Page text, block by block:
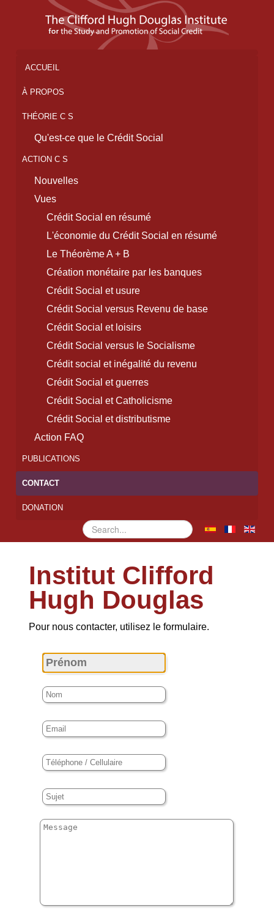
ACCUEIL
À PROPOS
THÉORIE C S
Qu'est-ce que le Crédit Social
ACTION C S
Nouvelles
Vues
Crédit Social en résumé
L'économie du Crédit Social en résumé
Le Théorème A + B
Création monétaire par les banques
Crédit Social et usure
Crédit Social versus Revenu de base
Crédit Social et loisirs
Crédit Social versus le Socialisme
Crédit social et inégalité du revenu
Crédit Social et guerres
Crédit Social et Catholicisme
Crédit Social et distributisme
Action FAQ
PUBLICATIONS
CONTACT
DONATION
Rechercher
Institut Clifford
Hugh Douglas
Pour nous contacter, utilisez le formulaire.